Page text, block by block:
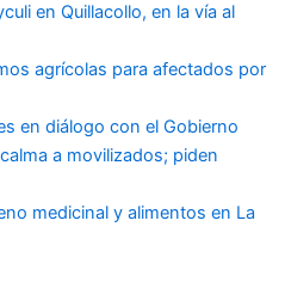
en Quillacollo, en la vía al
agrícolas para afectados por
en diálogo con el Gobierno
a movilizados; piden
medicinal y alimentos en La